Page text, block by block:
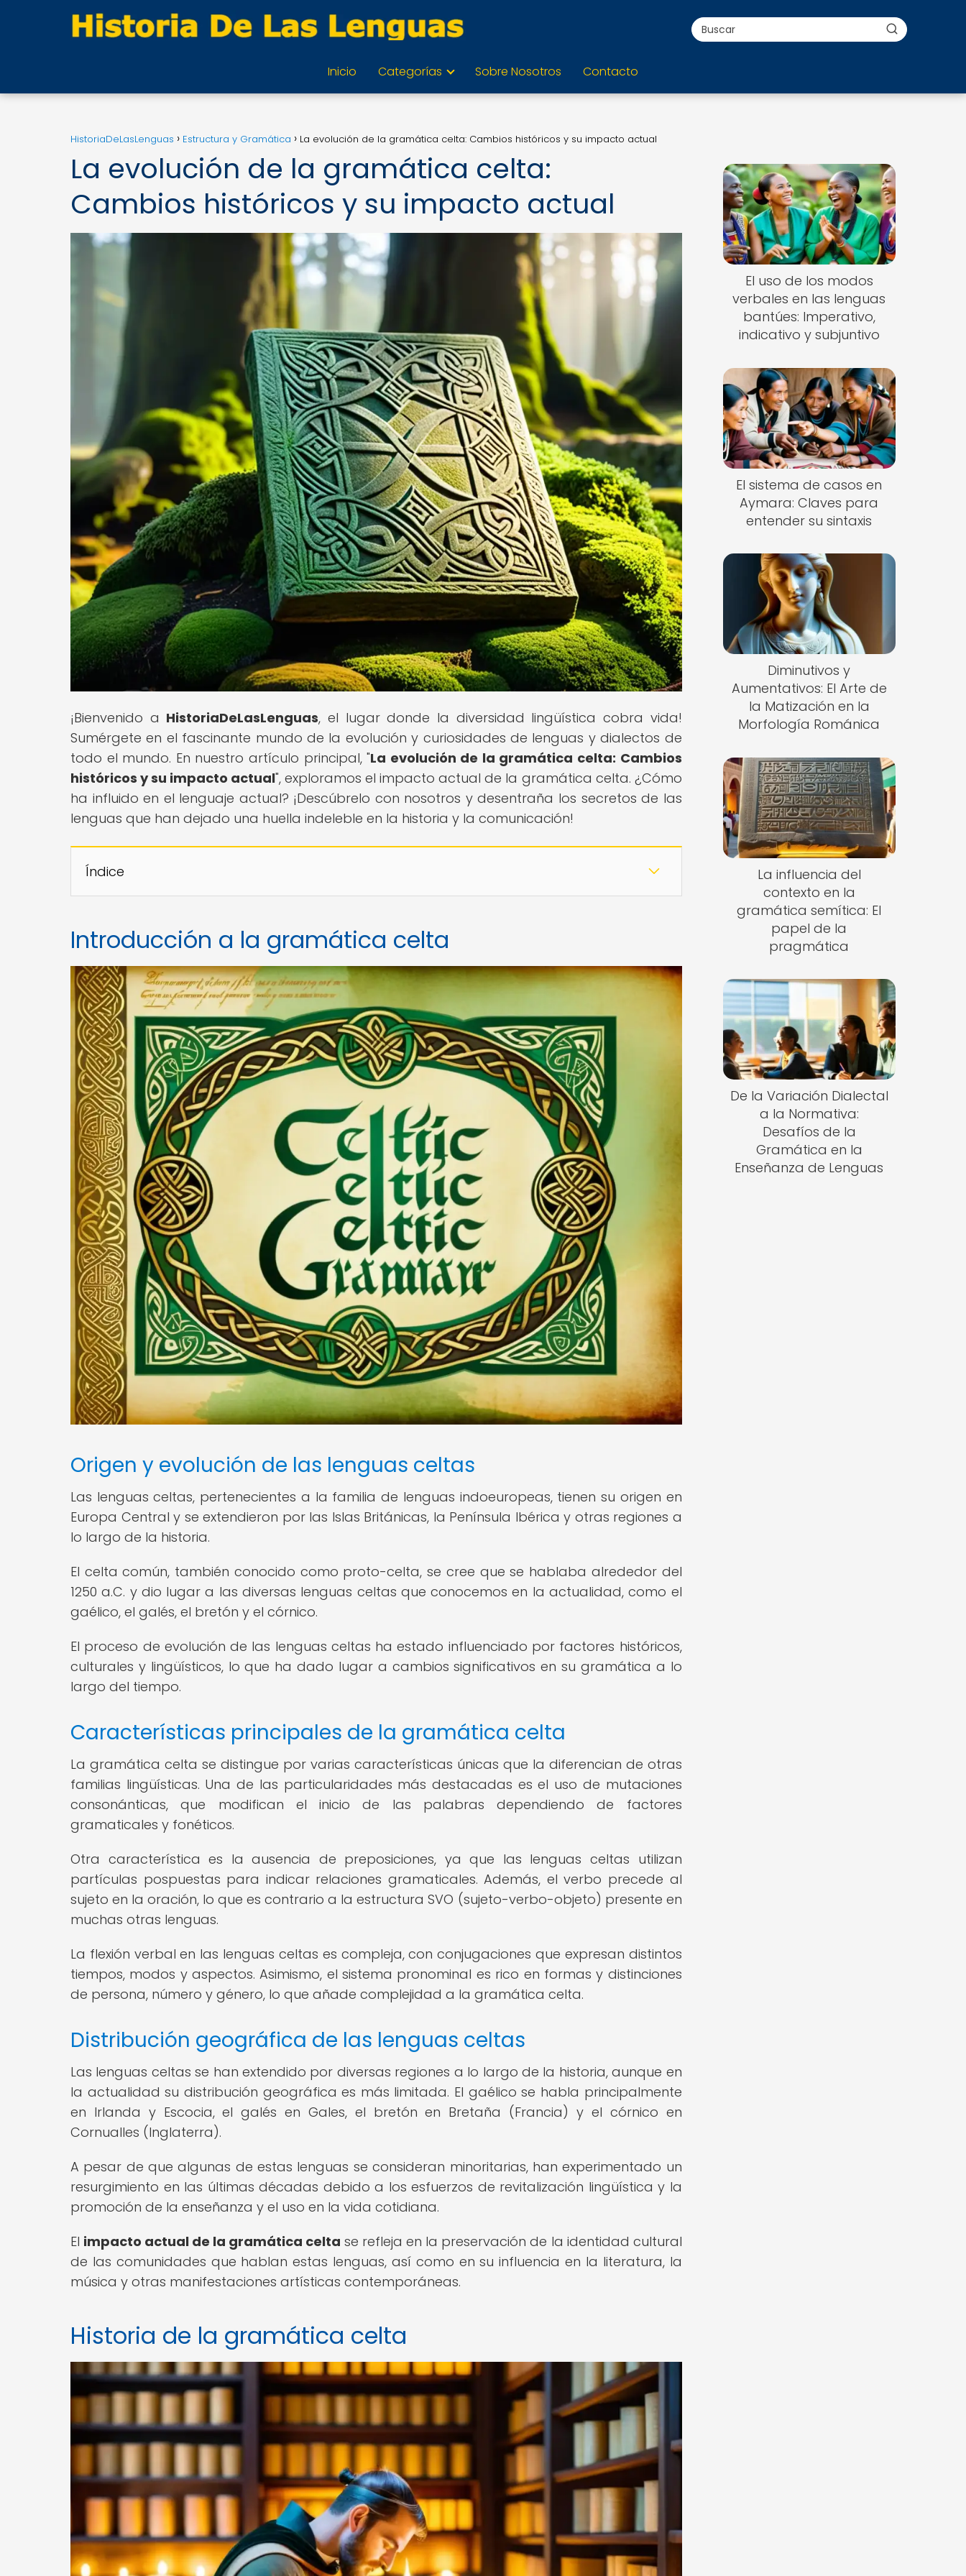
Inicio Categorías Sobre Nosotros Contacto
HistoriaDeLasLenguas Estructura y Gramática La evolución de la gramática celta: Cambios históricos y su impacto actual
La evolución de la gramática celta:
Cambios históricos y su impacto actual
¡Bienvenido a HistoriaDeLasLenguas, el lugar donde la diversidad lingüística cobra vida!
Sumérgete en el fascinante mundo de la evolución y curiosidades de lenguas y dialectos de
todo el mundo. En nuestro artículo principal, "La evolución de la gramática celta: Cambios
históricos y su impacto actual", exploramos el impacto actual de la gramática celta. ¿Cómo
ha influido en el lenguaje actual? ¡Descúbrelo con nosotros y desentraña los secretos de las
lenguas que han dejado una huella indeleble en la historia y la comunicación!
Índice
Introducción a la gramática celta
Origen y evolución de las lenguas celtas
Las lenguas celtas, pertenecientes a la familia de lenguas indoeuropeas, tienen su origen en
Europa Central y se extendieron por las Islas Británicas, la Península Ibérica y otras regiones a
lo largo de la historia.
El celta común, también conocido como proto-celta, se cree que se hablaba alrededor del
1250 a.C. y dio lugar a las diversas lenguas celtas que conocemos en la actualidad, como el
gaélico, el galés, el bretón y el córnico.
El proceso de evolución de las lenguas celtas ha estado influenciado por factores históricos,
culturales y lingüísticos, lo que ha dado lugar a cambios significativos en su gramática a lo
largo del tiempo.
Características principales de la gramática celta
La gramática celta se distingue por varias características únicas que la diferencian de otras
familias lingüísticas. Una de las particularidades más destacadas es el uso de mutaciones
consonánticas, que modifican el inicio de las palabras dependiendo de factores
gramaticales y fonéticos.
Otra característica es la ausencia de preposiciones, ya que las lenguas celtas utilizan
partículas pospuestas para indicar relaciones gramaticales. Además, el verbo precede al
sujeto en la oración, lo que es contrario a la estructura SVO (sujeto-verbo-objeto) presente en
muchas otras lenguas.
La flexión verbal en las lenguas celtas es compleja, con conjugaciones que expresan distintos
tiempos, modos y aspectos. Asimismo, el sistema pronominal es rico en formas y distinciones
de persona, número y género, lo que añade complejidad a la gramática celta.
Distribución geográfica de las lenguas celtas
Las lenguas celtas se han extendido por diversas regiones a lo largo de la historia, aunque en
la actualidad su distribución geográfica es más limitada. El gaélico se habla principalmente
en Irlanda y Escocia, el galés en Gales, el bretón en Bretaña (Francia) y el córnico en
Cornualles (Inglaterra).
A pesar de que algunas de estas lenguas se consideran minoritarias, han experimentado un
resurgimiento en las últimas décadas debido a los esfuerzos de revitalización lingüística y la
promoción de la enseñanza y el uso en la vida cotidiana.
El impacto actual de la gramática celta se refleja en la preservación de la identidad cultural
de las comunidades que hablan estas lenguas, así como en su influencia en la literatura, la
música y otras manifestaciones artísticas contemporáneas.
Historia de la gramática celta
El uso de los modos
verbales en las lenguas
bantúes: Imperativo,
indicativo y subjuntivo
El sistema de casos en
Aymara: Claves para
entender su sintaxis
Diminutivos y
Aumentativos: El Arte de
la Matización en la
Morfología Románica
La influencia del
contexto en la
gramática semítica: El
papel de la
pragmática
De la Variación Dialectal
a la Normativa:
Desafíos de la
Gramática en la
Enseñanza de Lenguas